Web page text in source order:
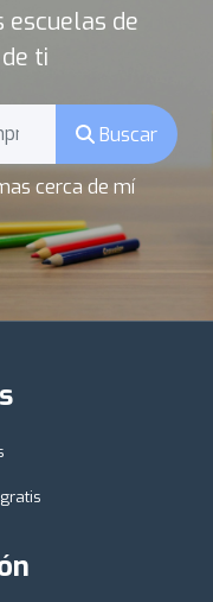
de
ti
Buscar
cerca de mí